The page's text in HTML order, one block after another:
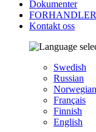
Dokumenter
Kontakt oss
Swedish
Russian
Norwegian
Français
Finnish
English